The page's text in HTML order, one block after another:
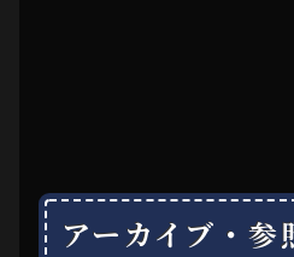
アーカイブ・参